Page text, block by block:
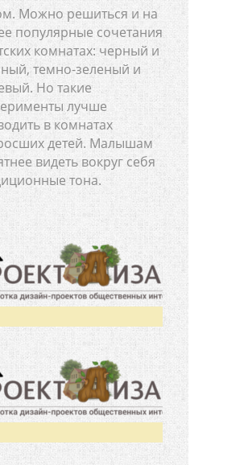
Можно решиться и на
популярные сочетания
комнатах: черный и
темно-зеленый и
Но такие
лучше
в комнатах
детей. Малышам
видеть вокруг себя
тона.